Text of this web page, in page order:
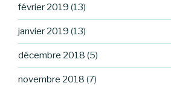
février 2019 (13)
janvier 2019 (13)
décembre 2018 (5)
novembre 2018 (7)